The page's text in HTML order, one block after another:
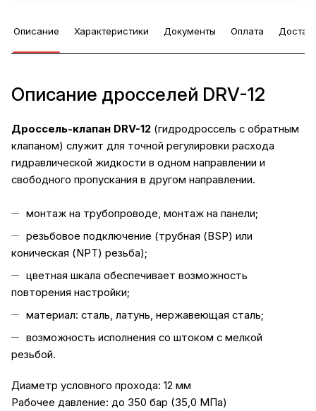
Описание Характеристики Документы Оплата
Описание дросселей DRV-12
Дроссель-клапан DRV-12 (гидродроссель с обратным
клапаном) служит для точной регулировки расхода
гидравлической жидкости в одном направлении и
свободного пропускания в другом направлении.
монтаж на трубопроводе, монтаж на панели;
резьбовое подключение (трубная (BSP) или
коническая (NPT) резьба);
цветная шкала обеспечивает возможность
повторения настройки;
материал: сталь, латунь, нержавеющая сталь;
возможность исполнения со штоком с мелкой
резьбой.
Диаметр условного прохода: 12 мм
Рабочее давление: до 350 бар (35,0 МПа)